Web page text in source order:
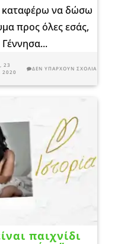
καταφέρω να δώσω
προς όλες εσάς,
Γέννησα...
23
2020
ΔΕΝ ΥΠΆΡΧΟΥΝ ΣΧΌΛΙΑ
παιχνίδι